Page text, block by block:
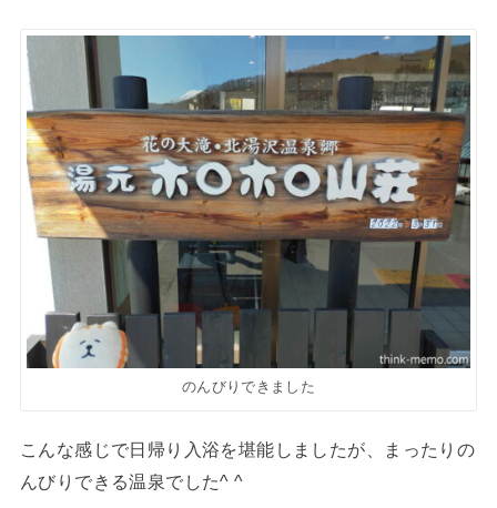
のんびりできました
こんな感じで日帰り入浴を堪能しましたが、まったりの
んびりできる温泉でした^ ^